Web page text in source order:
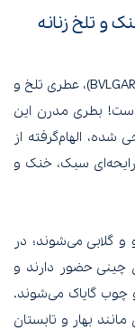
و تلخ زنانه
بولگاری اومنیا کریستالین (BVLGARI Omnia Crystalline)، عطری تلخ و
بطری مدرن این
الهام‌گرفته از
رایحه‌ای سبک، خنک و
و گلابی می‌شوند؛ در
چینی حضور دارند و
چوب گایاک می‌شوند.
بهار و تابستان